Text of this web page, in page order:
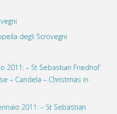
degli Scrovegni
2011: – St Sebastian Friedhof
– Candela – Christmas in
2011: – St Sebastian